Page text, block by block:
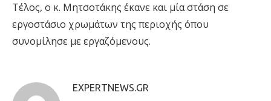
Τέλος, ο κ. Μητσοτάκης έκανε και μία στάση σε
εργοστάσιο χρωμάτων της περιοχής όπου
συνομίλησε με εργαζόμενους.
EXPERTNEWS.GR